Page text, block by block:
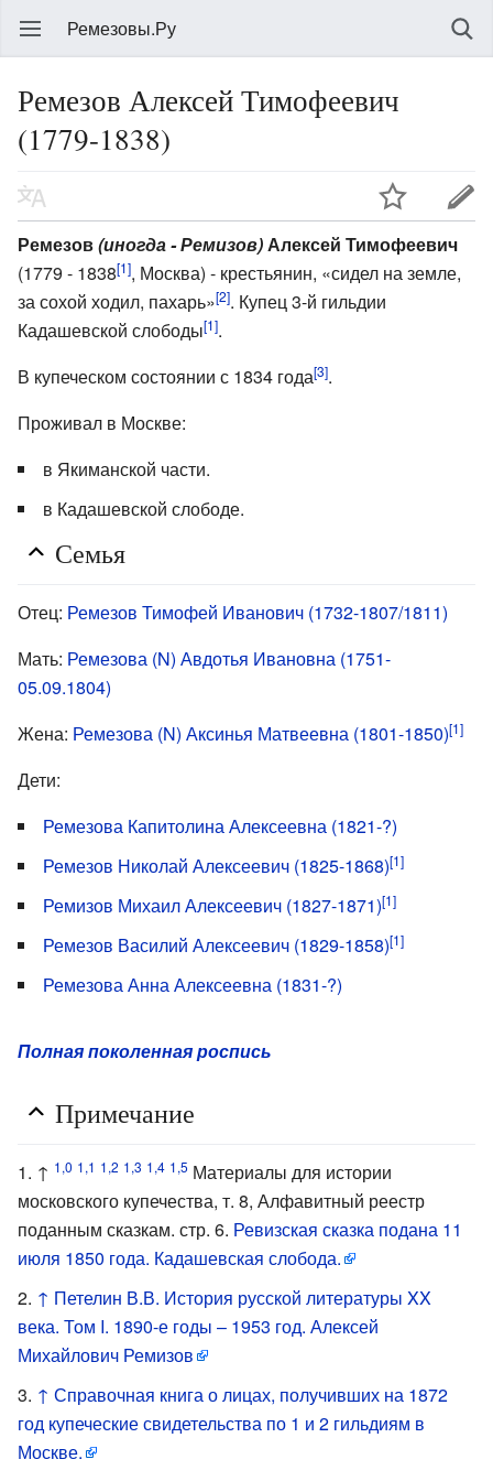
Ремезовы.Ру
Ремезов Алексей Тимофеевич
(1779-1838)
Ремезов(иногда - Ремизов) Алексей Тимофеевич
(1779 - 1838[1], Москва) - крестьянин, «сидел на земле,
за сохой ходил, пахарь»[2]. Купец 3-й гильдии
Кадашевской слободы[1].
В купеческом состоянии с 1834 года[3].
Проживал в Москве:
в Якиманской части.
в Кадашевской слободе.
Семья
Отец: Ремезов Тимофей Иванович (1732-1807/1811)
Мать: Ремезова (N) Авдотья Ивановна (1751-
05.09.1804)
Жена: Ремезова (N) Аксинья Матвеевна (1801-1850)[1]
Дети:
Ремезова Капитолина Алексеевна (1821-?)
Ремезов Николай Алексеевич (1825-1868)[1]
Ремизов Михаил Алексеевич (1827-1871)[1]
Ремезов Василий Алексеевич (1829-1858)[1]
Ремезова Анна Алексеевна (1831-?)
Полная поколенная роспись
Примечание
↑ 1,0 1,1 1,2 1,3 1,4 1,5 Материалы для истории
московского купечества, т. 8, Алфавитный реестр
поданным сказкам. стр. 6. Ревизская сказка подана 11
июля 1850 года. Кадашевская слобода.
↑ Петелин В.В. История русской литературы XX
века. Том I. 1890-е годы – 1953 год. Алексей
Михайлович Ремизов
↑ Справочная книга о лицах, получивших на 1872
год купеческие свидетельства по 1 и 2 гильдиям в
Москве.